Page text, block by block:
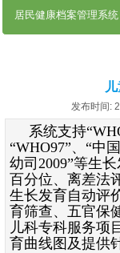
居民健康档案管理系统
发布时间:
系统支持
“WHO97”、“中
幼司2009”等生
百分位、离差法
生长发育自动评
育筛查、五官保
儿科专科服务项
育曲线图及提供